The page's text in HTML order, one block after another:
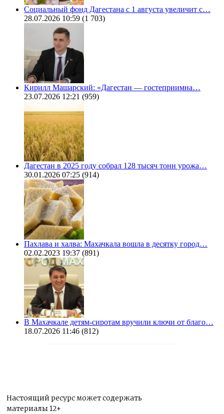
Социальный фонд Дагестана с 1 августа увеличит с…
28.07.2026 10:59 (1 703)
Кирилл Машарский: «Дагестан — гостеприимна…
23.07.2026 12:21 (959)
Дагестан в 2025 году собрал 128 тысяч тонн урожа…
30.01.2026 07:25 (914)
Пахлава и халва: Махачкала вошла в десятку город…
02.02.2023 19:37 (891)
В Махачкале детям-сиротам вручили ключи от благо…
18.07.2026 11:46 (812)
Настоящий ресурс может содержать
материалы 12+